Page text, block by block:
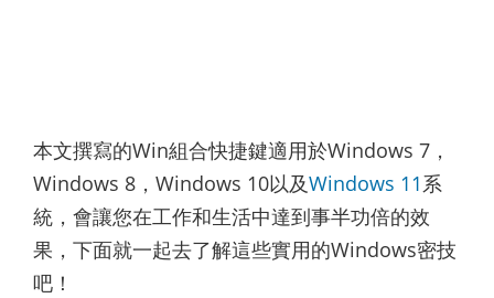
本文撰寫的Win組合快捷鍵適用於Windows 7，
Windows 8，Windows 10以及Windows 11系
統，會讓您在工作和生活中達到事半功倍的效
果，下面就一起去了解這些實用的Windows密技
吧！